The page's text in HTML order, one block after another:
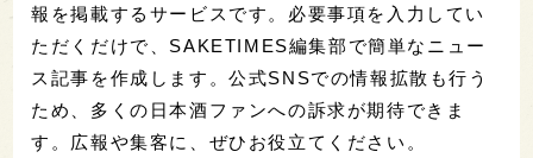
報を掲載するサービスです。必要事項を入力してい
ただくだけで、SAKETIMES編集部で簡単なニュー
ス記事を作成します。公式SNSでの情報拡散も行う
ため、多くの日本酒ファンへの訴求が期待できま
す。広報や集客に、ぜひお役立てください。